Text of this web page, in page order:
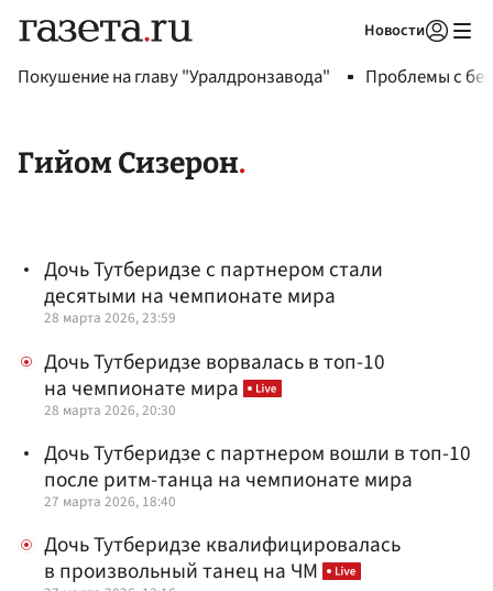
Новости
Покушение на главу "Уралдронзавода" Проблемы с
Гийом Сизерон
Дочь Тутберидзе с партнером стали
десятыми на чемпионате мира
28 марта 2026, 23:59
Дочь Тутберидзе ворвалась в топ-10
на чемпионате мира
28 марта 2026, 20:30
Дочь Тутберидзе с партнером вошли в топ-10
после ритм-танца на чемпионате мира
27 марта 2026, 18:40
Дочь Тутберидзе квалифицировалась
в произвольный танец на ЧМ